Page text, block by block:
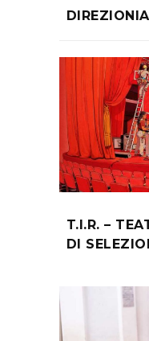
T.I.R. –
DI